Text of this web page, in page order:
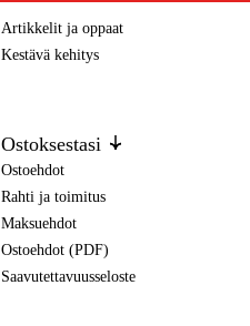
Artikkelit ja oppaat
Kestävä kehitys
Ostoksestasi
Ostoehdot
Rahti ja toimitus
Maksuehdot
Ostoehdot (PDF)
Saavutettavuusseloste